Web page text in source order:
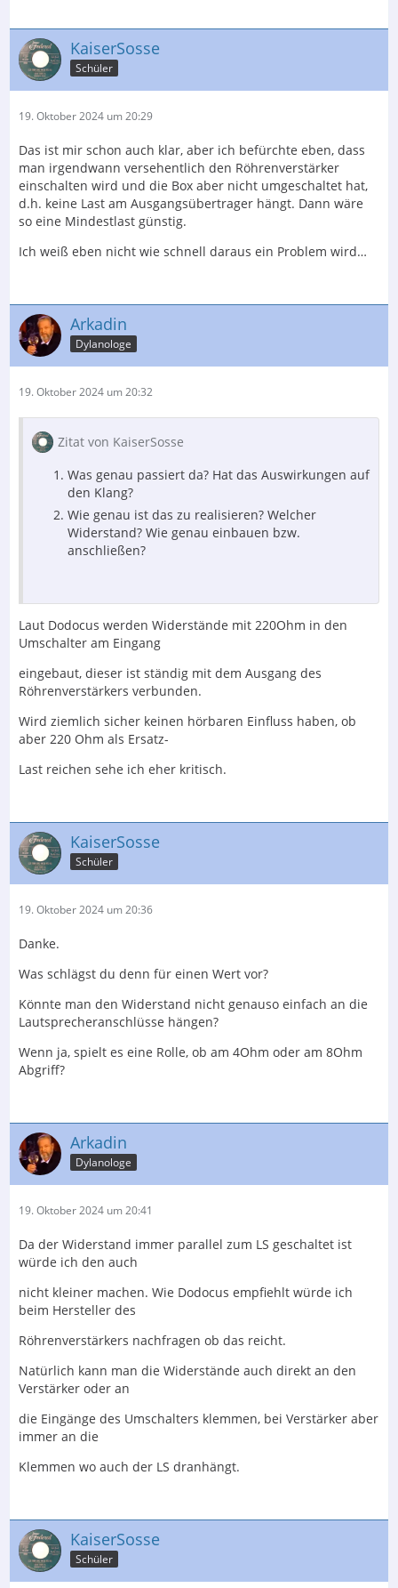
KaiserSosse
Schüler
19. Oktober 2024 um 20:29
Das ist mir schon auch klar, aber ich befürchte eben, dass
man irgendwann versehentlich den Röhrenverstärker
einschalten wird und die Box aber nicht umgeschaltet hat,
d.h. keine Last am Ausgangsübertrager hängt. Dann wäre
so eine Mindestlast günstig.
Ich weiß eben nicht wie schnell daraus ein Problem wird…
Arkadin
Dylanologe
19. Oktober 2024 um 20:32
Zitat von KaiserSosse
Was genau passiert da? Hat das Auswirkungen auf
den Klang?
Wie genau ist das zu realisieren? Welcher
Widerstand? Wie genau einbauen bzw.
anschließen?
Laut Dodocus werden Widerstände mit 220Ohm in den
Umschalter am Eingang
eingebaut, dieser ist ständig mit dem Ausgang des
Röhrenverstärkers verbunden.
Wird ziemlich sicher keinen hörbaren Einfluss haben, ob
aber 220 Ohm als Ersatz-
Last reichen sehe ich eher kritisch.
KaiserSosse
Schüler
19. Oktober 2024 um 20:36
Danke.
Was schlägst du denn für einen Wert vor?
Könnte man den Widerstand nicht genauso einfach an die
Lautsprecheranschlüsse hängen?
Wenn ja, spielt es eine Rolle, ob am 4Ohm oder am 8Ohm
Abgriff?
Arkadin
Dylanologe
19. Oktober 2024 um 20:41
Da der Widerstand immer parallel zum LS geschaltet ist
würde ich den auch
nicht kleiner machen. Wie Dodocus empfiehlt würde ich
beim Hersteller des
Röhrenverstärkers nachfragen ob das reicht.
Natürlich kann man die Widerstände auch direkt an den
Verstärker oder an
die Eingänge des Umschalters klemmen, bei Verstärker aber
immer an die
Klemmen wo auch der LS dranhängt.
KaiserSosse
Schüler